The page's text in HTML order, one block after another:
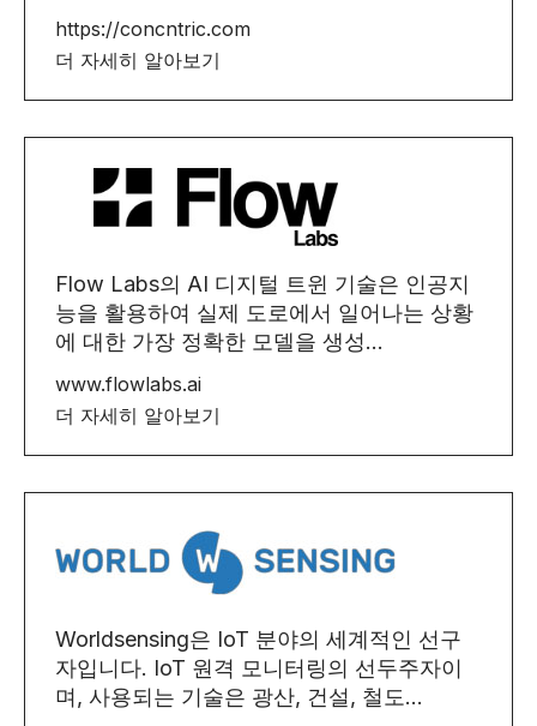
https://concntric.com
더 자세히 알아보기
Flow Labs의 AI 디지털 트윈 기술은 인공지
능을 활용하여 실제 도로에서 일어나는 상황
에 대한 가장 정확한 모델을 생성...
www.flowlabs.ai
더 자세히 알아보기
Worldsensing은 IoT 분야의 세계적인 선구
자입니다. IoT 원격 모니터링의 선두주자이
며, 사용되는 기술은 광산, 건설, 철도...